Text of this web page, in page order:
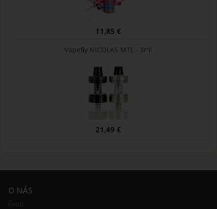
11,85 €
Vapefly NICOLAS MTL - 3ml
21,49 €
O NÁS
Úvod